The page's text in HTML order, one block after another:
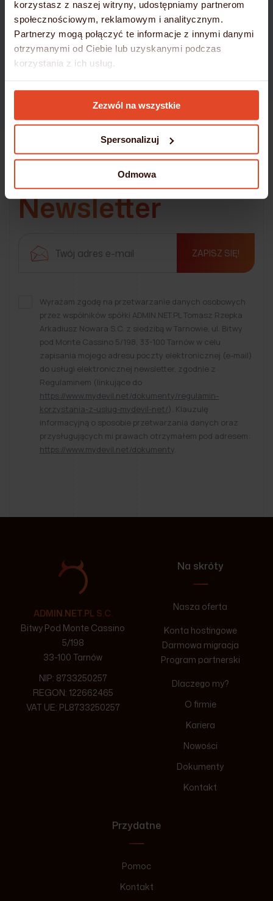
korzystasz z naszej witryny, udostępniamy partnerom
społecznościowym, reklamowym i analitycznym.
Partnerzy mogą połączyć te informacje z innymi danymi
otrzymanymi od Ciebie lub uzyskanymi podczas
korzystania z ich usług.
Szczegółowe informacje umieściliśmy wPolityce
Zezwól na wszystkie
Spersonalizuj
Odmowa
Newsletter
ZAPISZ SIĘ!
Wyrażam zgodę na przetwarzanie danych osobowych
przez wspólników spółki ADMIN.NET.PL Tomasz Rzepka
Arkadiusz Nowara S.C. z siedzibą w Tarnowie, ul. Bitwy
pod Monte Cassino 5/198, 33-100 Tarnów w celu
zapisania mojego adresu poczty elektronicznej (e-mail)
do usługi elektronicznej newsletter, zgodnie z
Regulaminem (linkujące do
https://www.mydevil.net/dokumenty/regulamin-
korzystania-z-uslug-mydevil-net/). Klauzulę
informacyjną o sposobie przetwarzania danych oraz
przysługujących mi prawach otrzymałem pod adresem:
https://www.mydevil.net/dokumenty.
ADMIN.NET.PL S.C.
Bitwy Pod Monte Cassino
5/198
33-100 Tarnów
NIP: 8733250257
REGON: 122662465
VAT UE: PL8733250257
Na skróty
Nasza oferta
Konta hostingowe
Darmowa migracja
Program partnerski
Dlaczego my?
O firmie
Kariera
Nowości
Dokumenty
Kontakt
Przydatne
Pomoc
Kontakt